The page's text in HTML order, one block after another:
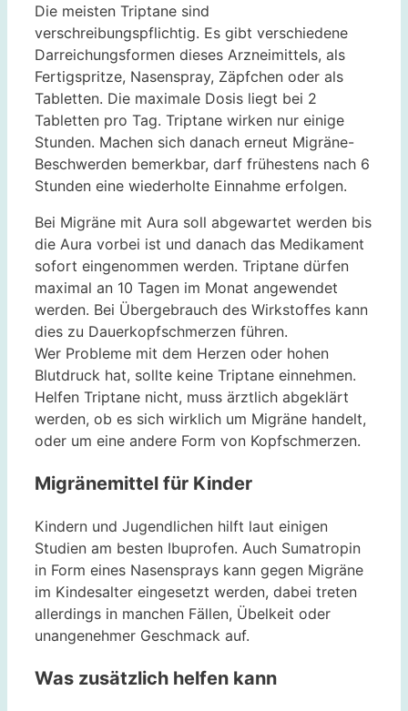
Die meisten Triptane sind
verschreibungspflichtig. Es gibt verschiedene
Darreichungsformen dieses Arzneimittels, als
Fertigspritze, Nasenspray, Zäpfchen oder als
Tabletten. Die maximale Dosis liegt bei 2
Tabletten pro Tag. Triptane wirken nur einige
Stunden. Machen sich danach erneut Migräne-
Beschwerden bemerkbar, darf frühestens nach 6
Stunden eine wiederholte Einnahme erfolgen.
Bei Migräne mit Aura soll abgewartet werden bis
die Aura vorbei ist und danach das Medikament
sofort eingenommen werden. Triptane dürfen
maximal an 10 Tagen im Monat angewendet
werden. Bei Übergebrauch des Wirkstoffes kann
dies zu Dauerkopfschmerzen führen.
Wer Probleme mit dem Herzen oder hohen
Blutdruck hat, sollte keine Triptane einnehmen.
Helfen Triptane nicht, muss ärztlich abgeklärt
werden, ob es sich wirklich um Migräne handelt,
oder um eine andere Form von Kopfschmerzen.
Migränemittel für Kinder
Kindern und Jugendlichen hilft laut einigen
Studien am besten Ibuprofen. Auch Sumatropin
in Form eines Nasensprays kann gegen Migräne
im Kindesalter eingesetzt werden, dabei treten
allerdings in manchen Fällen, Übelkeit oder
unangenehmer Geschmack auf.
Was zusätzlich helfen kann